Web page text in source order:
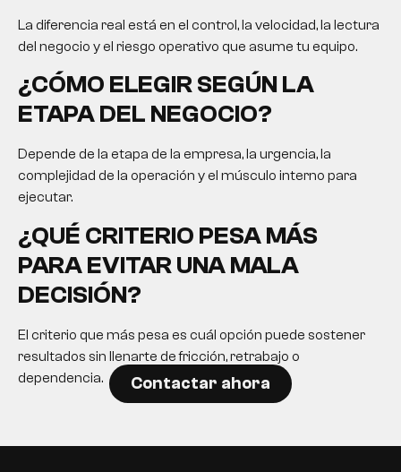
La diferencia real está en el control, la velocidad, la lectura
del negocio y el riesgo operativo que asume tu equipo.
¿CÓMO ELEGIR SEGÚN LA
ETAPA DEL NEGOCIO?
Depende de la etapa de la empresa, la urgencia, la
complejidad de la operación y el músculo interno para
ejecutar.
¿QUÉ CRITERIO PESA MÁS
PARA EVITAR UNA MALA
DECISIÓN?
El criterio que más pesa es cuál opción puede sostener
resultados sin llenarte de fricción, retrabajo o
dependencia.
Contactar ahora